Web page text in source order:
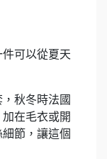
可以從夏天
秋冬時法國
在毛衣或開
節，讓這個